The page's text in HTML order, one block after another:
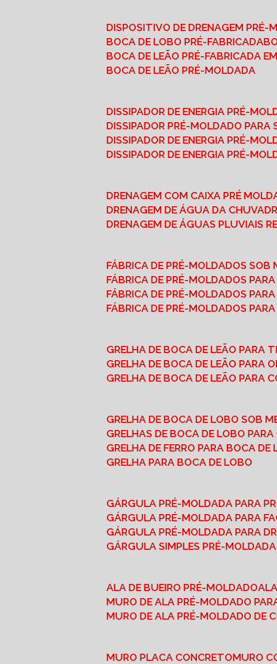
DISPOSITIVO DE DRENAGEM
BOCA DE LOBO PRÉ-FABRICADA
BOCA DE LEÃO PRÉ-FABRICADA
BOCA DE LEÃO PRÉ-MOLDADA
DISSIPADOR DE ENERGIA PRÉ-
DISSIPADOR PRÉ-MOLDADO
DISSIPADOR DE ENERGIA PRÉ-
DISSIPADOR DE ENERGIA PRÉ-
DRENAGEM COM CAIXA PRÉ
DRENAGEM DE ÁGUA DA CHUVA
DRENAGEM DE ÁGUAS PLUVIAIS
FÁBRICA DE PRÉ-MOLDADOS SOB
FÁBRICA DE PRÉ-MOLDADOS
FÁBRICA DE PRÉ-MOLDADOS
FÁBRICA DE PRÉ-MOLDADOS
GRELHA DE BOCA DE LEÃO PARA
GRELHA DE BOCA DE LEÃO PARA
GRELHA DE BOCA DE LEÃO PARA
GRELHA DE BOCA DE LOBO SOB
GRELHAS DE BOCA DE LOBO
GRELHA DE FERRO PARA BOCA DE
GRELHA PARA BOCA DE LOBO
GÁRGULA PRÉ-MOLDADA PARA
GÁRGULA PRÉ-MOLDADA PARA
GÁRGULA PRÉ-MOLDADA PARA
GÁRGULA SIMPLES PRÉ-MOLDADA
ALA DE BUEIRO PRÉ-MOLDADO
MURO DE ALA PRÉ-MOLDADO
MURO DE ALA PRÉ-MOLDADO DE
MURO PLACA CONCRETO
MURO